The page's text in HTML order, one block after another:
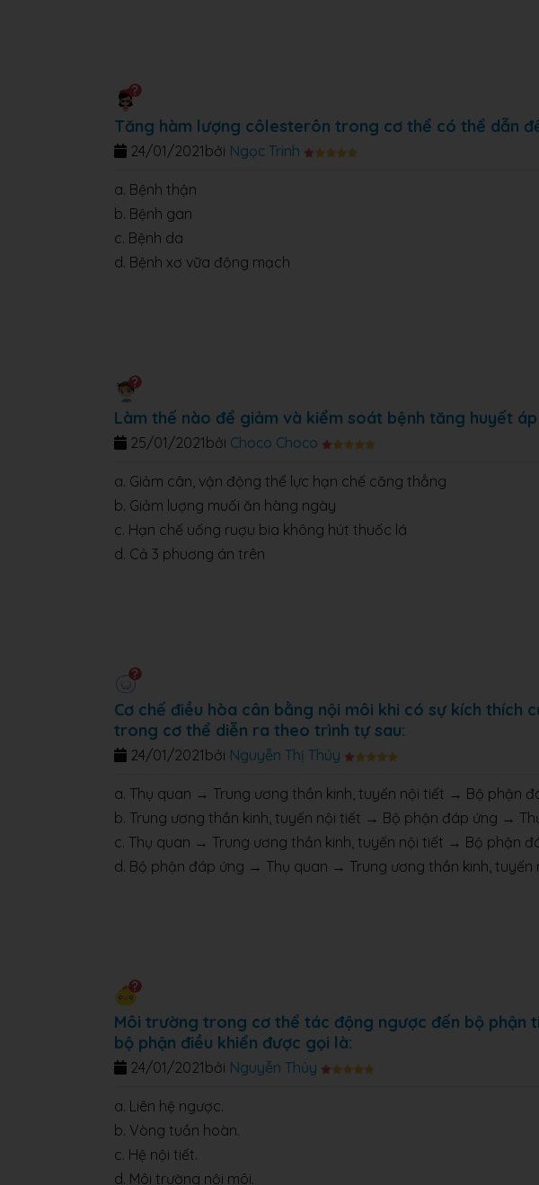
Tăng hàm lượng côlesterôn trong cơ thể có thể dẫn
bởi Ngọc Trinh
24/01/2021
a. Bệnh thận
b. Bệnh gan
c. Bệnh da
d. Bệnh xơ vữa động mạch
Làm thế nào để giảm và kiểm soát bệnh tăng huyết
bởi Choco Choco
25/01/2021
a. Giảm cân, vận động thể lực hạn chế căng thẳng
b. Giảm luợng muối ăn hàng ngày
c. Hạn chế uống ruợu bia không hút thuốc lá
d. Cả 3 phuơng án trên
Cơ chế điều hòa cân bằng nội môi khi có sự kích thích
trong cơ thể diễn ra theo trình tự sau:
bởi Nguyễn Thị Thúy
24/01/2021
a. Thụ quan → Trung ương thần kinh, tuyến nội tiết → Bộ phận
b. Trung ương thần kinh, tuyến nội tiết → Bộ phận đáp ứng →
c. Thụ quan → Trung ương thần kinh, tuyến nội tiết → Bộ phận
d. Bộ phận đáp ứng → Thụ quan → Trung ương thần kinh, tuyến
Môi trường trong cơ thể tác động ngược đến bộ phận
bộ phận điều khiển được gọi là:
bởi Nguyễn Thủy
24/01/2021
a. Liên hệ ngược.
b. Vòng tuần hoàn.
c. Hệ nội tiết.
d. Môi trường nội môi.